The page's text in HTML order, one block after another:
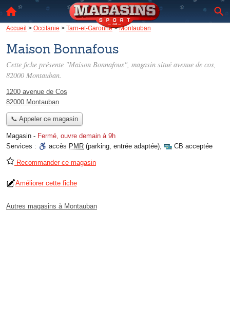
Accueil > Occitanie > Tarn-et-Garonne>Montauban
Maison Bonnafous
Cette fiche présente "Maison Bonnafous", magasin situé avenue de cos,
82000 Montauban.
1200 avenue de Cos
82000 Montauban
📞 Appeler ce magasin
Magasin - Fermé, ouvre demain à 9h
Services :
accès PMR (parking, entrée adaptée), CB acceptée
Recommander ce magasin
Améliorer cette fiche
Autres magasins à Montauban